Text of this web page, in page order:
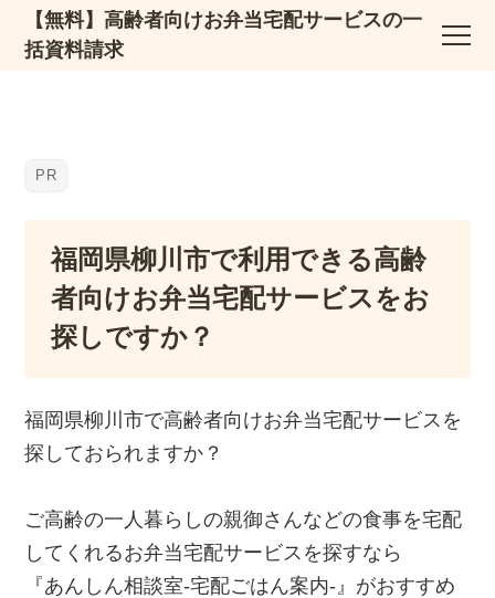
【無料】高齢者向けお弁当宅配サービスの一
括資料請求
福岡県柳川市で利用できる高齢
者向けお弁当宅配サービスをお
探しですか？
福岡県柳川市で高齢者向けお弁当宅配サービスを
探しておられますか？
ご高齢の一人暮らしの親御さんなどの食事を宅配
してくれるお弁当宅配サービスを探すなら
『あんしん相談室‐宅配ごはん案内‐』がおすすめ